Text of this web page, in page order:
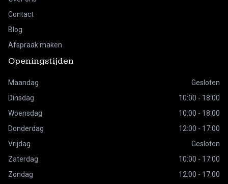
Contact
Blog
Afspraak maken
Openingstijden
Maandag
Dinsdag
Woensdag
Donderdag
Vrijdag
Zaterdag
Zondag
Gesloten
10:00 - 18:00
10:00 - 18:00
12:00 - 17:00
Gesloten
10:00 - 17:00
12:00 - 17:00